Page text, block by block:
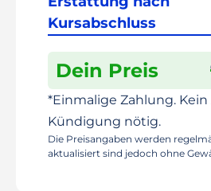
Kursabschluss
Dein Preis
*Einmalige Zahlung.
Kündigung nötig.
Die Preisangaben werden
aktualisiert sind jedoch ohne